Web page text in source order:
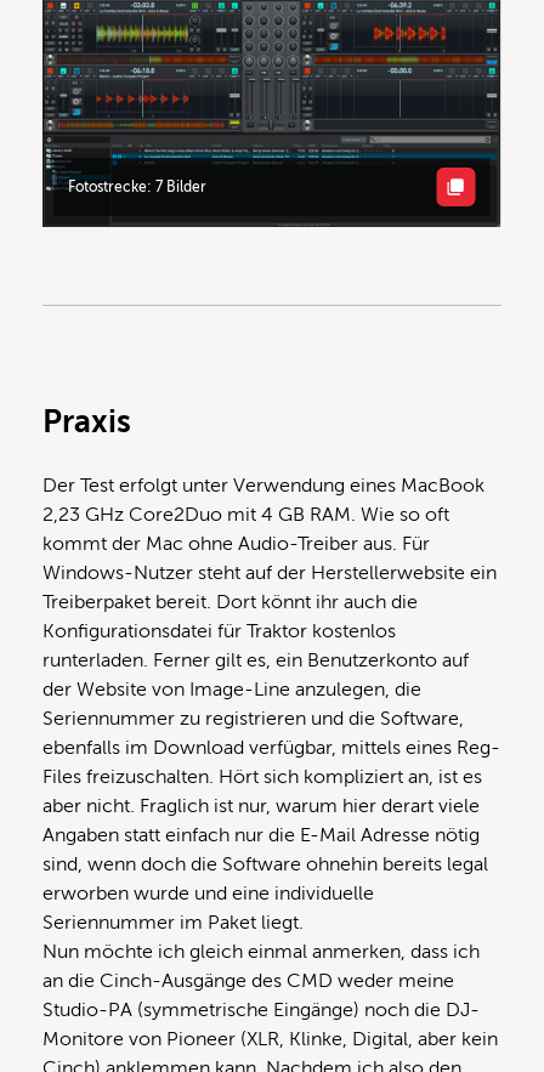
Fotostrecke: 7 Bilder
Praxis
Der Test erfolgt unter Verwendung eines MacBook
2,23 GHz Core2Duo mit 4 GB RAM. Wie so oft
kommt der Mac ohne Audio-Treiber aus. Für
Windows-Nutzer steht auf der Herstellerwebsite ein
Treiberpaket bereit. Dort könnt ihr auch die
Konfigurationsdatei für Traktor kostenlos
runterladen. Ferner gilt es, ein Benutzerkonto auf
der Website von Image-Line anzulegen, die
Seriennummer zu registrieren und die Software,
ebenfalls im Download verfügbar, mittels eines Reg-
Files freizuschalten. Hört sich kompliziert an, ist es
aber nicht. Fraglich ist nur, warum hier derart viele
Angaben statt einfach nur die E-Mail Adresse nötig
sind, wenn doch die Software ohnehin bereits legal
erworben wurde und eine individuelle
Seriennummer im Paket liegt.
Nun möchte ich gleich einmal anmerken, dass ich
an die Cinch-Ausgänge des CMD weder meine
Studio-PA (symmetrische Eingänge) noch die DJ-
Monitore von Pioneer (XLR, Klinke, Digital, aber kein